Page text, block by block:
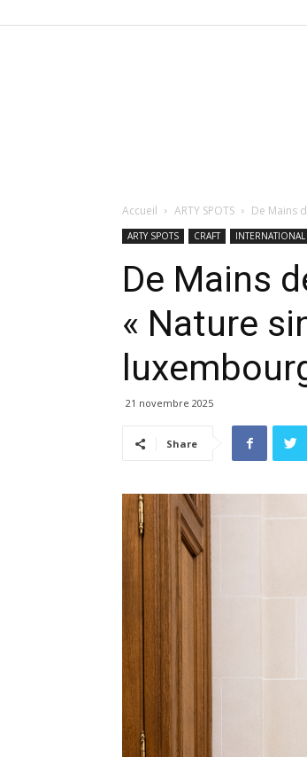
Accueil ARTY SPOTS De Mains
ARTY SPOTS CRAFT INTERNATIONAL
De Mains
« Nature
21 novembre 2025
Share